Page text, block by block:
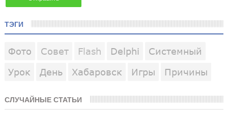
ТЭГИ
Фото Совет Flash Delphi
Системный
Урок
День Хабаровск Игры Причины
СЛУЧАЙНЫЕ СТАТЬИ